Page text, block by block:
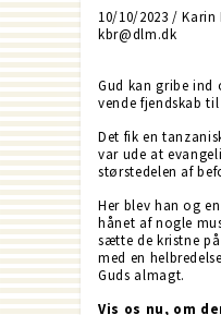
10/10/2023 /
kbr@dlm.dk
Gud kan gribe ind
vende fjendskab
Det fik en
var ude at
størstedelen af
Her blev han og
hånet af nogle
sætte de kristne
med en
Guds almagt.
Vis os nu, om